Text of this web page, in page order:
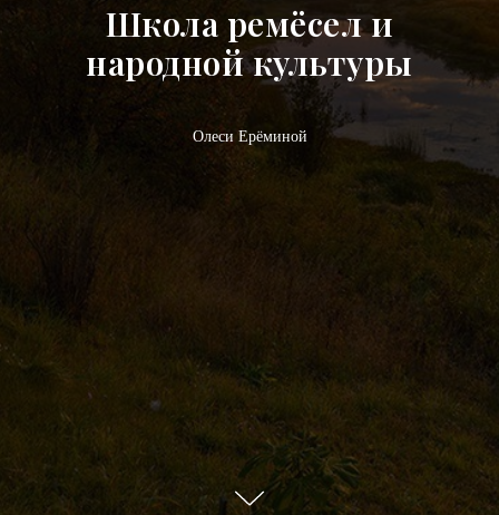
Школа ремёсел и
народной культуры
Олеси Ерёминой